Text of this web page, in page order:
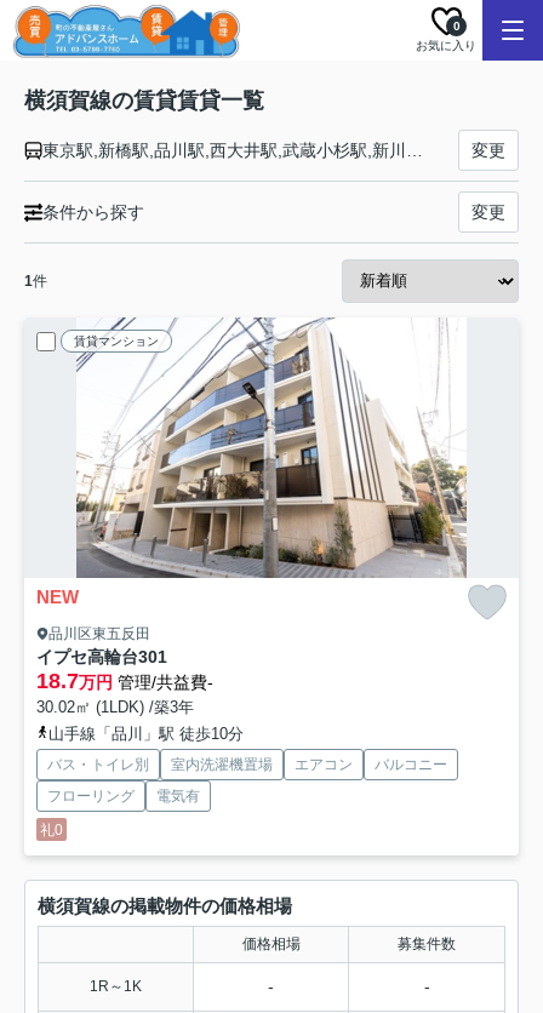
お気に入り
0
横須賀線の賃貸賃貸一覧
変更
条件から探す 変更
1件
賃貸マンション
NEW
品川区東五反田
イプセ高輪台301
18.7万円 管理/共益費-
30.02㎡ (1LDK) /築3年
山手線「品川」駅 徒歩10分
バス・トイレ別 室内洗濯機置場 エアコン
バルコニー
フローリング
電気有
礼0
横須賀線の掲載物件の価格相場
価格相場 募集件数
1R～1K - -